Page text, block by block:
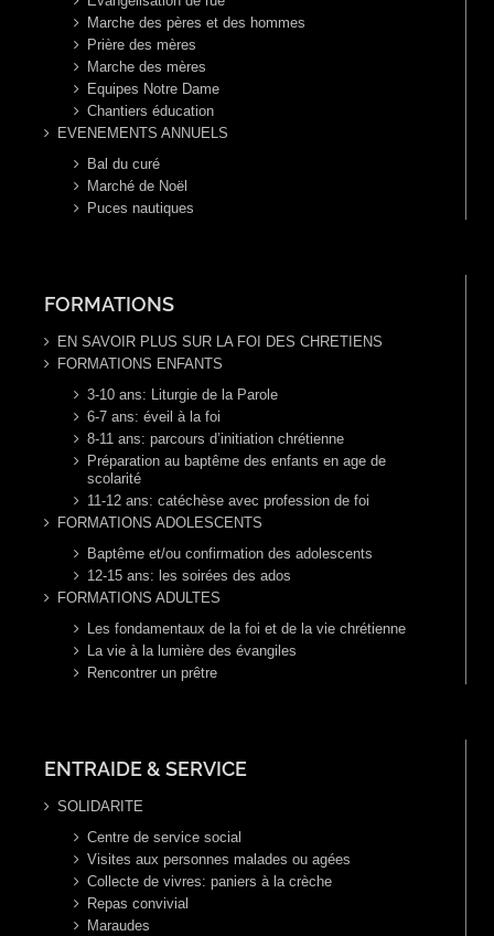
Marche des pères et des hommes
Prière des mères
Marche des mères
Equipes Notre Dame
Chantiers éducation
EVENEMENTS ANNUELS
Bal du curé
Marché de Noël
Puces nautiques
FORMATIONS
EN SAVOIR PLUS SUR LA FOI DES CHRETIENS
FORMATIONS ENFANTS
3-10 ans: Liturgie de la Parole
6-7 ans: éveil à la foi
8-11 ans: parcours d’initiation chrétienne
Préparation au baptême des enfants en age de
scolarité
11-12 ans: catéchèse avec profession de foi
FORMATIONS ADOLESCENTS
Baptême et/ou confirmation des adolescents
12-15 ans: les soirées des ados
FORMATIONS ADULTES
Les fondamentaux de la foi et de la vie chrétienne
La vie à la lumière des évangiles
Rencontrer un prêtre
ENTRAIDE & SERVICE
SOLIDARITE
Centre de service social
Visites aux personnes malades ou agées
Collecte de vivres: paniers à la crèche
Repas convivial
Maraudes